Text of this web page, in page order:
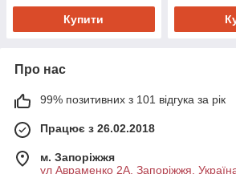
Купити
Про нас
99% позитивних з 101 відгука за рік
Працює з 26.02.2018
м. Запоріжжя
ул Авраменко 2А, Запоріжжя,